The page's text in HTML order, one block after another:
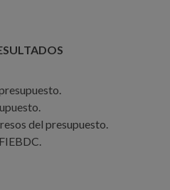
del presupuesto.